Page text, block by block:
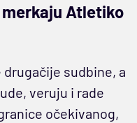
merkaju Atletiko
sudbine, a
veruju i rade
očekivanog,